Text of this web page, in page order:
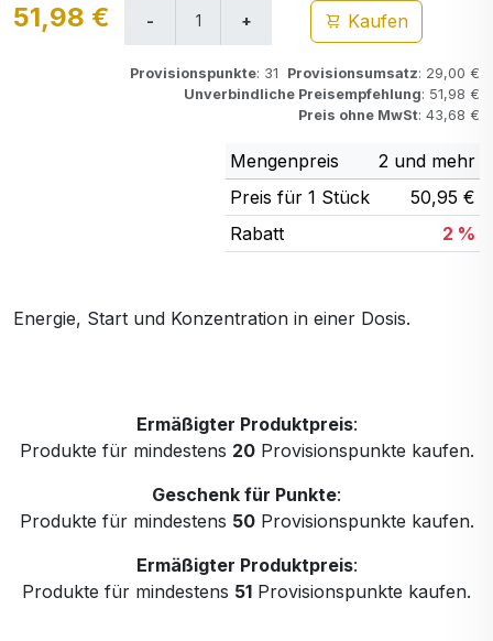
51,98 € Kaufen
Provisionspunkte: 31 Provisionsumsatz: 29,00 €
Unverbindliche Preisempfehlung: 51,98 €
Preis ohne MwSt: 43,68 €
Mengenpreis
2 und mehr
Preis für 1 Stück
50,95 €
Rabatt
2 %
Energie, Start und Konzentration in einer Dosis.
Ermäßigter Produktpreis:
Produkte für mindestens 20Provisionspunkte kaufen.
Geschenk für Punkte:
Produkte für mindestens 50Provisionspunkte kaufen.
Ermäßigter Produktpreis:
Produkte für mindestens 51 Provisionspunkte kaufen.